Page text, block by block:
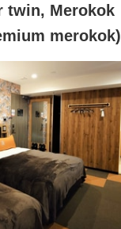
twin, Merokok
merokok)